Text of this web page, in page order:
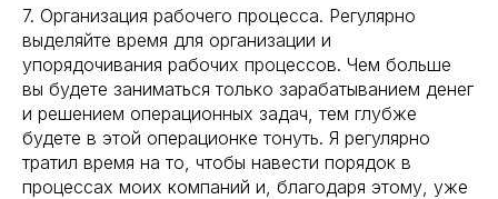
7. Организация рабочего процесса. Регулярно
выделяйте время для организации и
упорядочивания рабочих процессов. Чем больше
вы будете заниматься только зарабатыванием денег
и решением операционных задач, тем глубже
будете в этой операционке тонуть. Я регулярно
тратил время на то, чтобы навести порядок в
процессах моих компаний и, благодаря этому, уже